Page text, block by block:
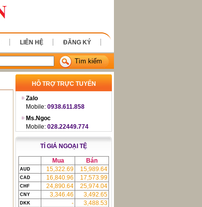
LIÊN HỆ ĐĂNG KÝ
Tìm kiếm
HỖ TRỢ TRỰC TUYẾN
Zalo
Mobile: 0938.611.858
Ms.Ngoc
Mobile: 028.22449.774
TỈ GIÁ NGOẠI TỆ
Mua Bán
AUD 15,322.69 15,989.64
CAD 16,840.96 17,573.99
CHF 24,890.64 25,974.04
CNY 3,346.46 3,492.65
DKK - 3,488.53